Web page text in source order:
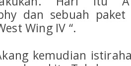
dan sebuah
Wing IV “.
kemudian